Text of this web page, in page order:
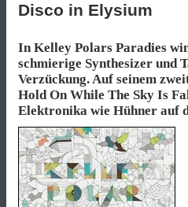
Disco in Elysium
In Kelley Polars Paradies
schmierige Synthesizer und
Verzückung. Auf seinem
Hold On While The Sky Is
Elektronika wie Hühner auf